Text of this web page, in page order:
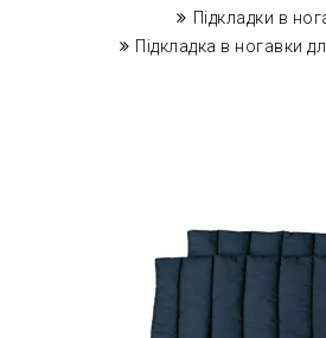
Підкладки в
Підкладка в ногавки